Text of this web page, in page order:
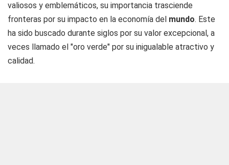
valiosos y emblemáticos, su importancia trasciende
fronteras por su impacto en la economía del mundo. Este
ha sido buscado durante siglos por su valor excepcional, a
veces llamado el "oro verde" por su inigualable atractivo y
calidad.